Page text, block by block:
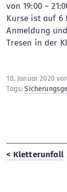
von 19:00 –
Kurse ist auf 6
Anmeldung
Tresen in der
10. Januar 2020
Tags:
< Kletterunfall